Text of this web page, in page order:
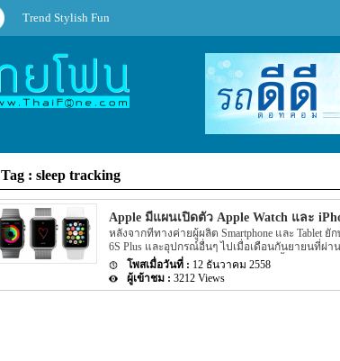
Trend Stylish Fun
Tag : sleep tracking
Apple มีแผนเปิดตัว Apple Watch และ
หลังจากที่ทางค่ายผู้ผลิต Smartphone และ Tablet ยั
6S Plus และอุปกรณ์อื่นๆ ไปเมื่อเดือนกันยายนที่ผ่
จำหน่ายตัวอุปกรณ์ต่างๆ ตามออกมาทั้ง iPad Pro
ลือหลุดออกมาว่าประมาณเดือนมีนาคม 2016 ที่จะ
ใหม่ของทาง Apple อย่างนาฬิกาโฮเทคอย่าง
12 ธันวาคม 2558
3212 Views